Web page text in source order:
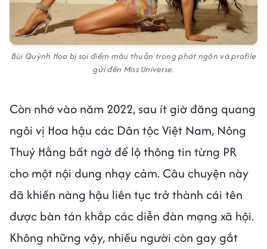
Bùi Quỳnh Hoa bị soi điểm mâu thuẫn trong phát ngôn và profile
gửi đến Miss Universe.
Còn nhớ vào năm 2022, sau ít giờ đăng quang
ngôi vị Hoa hậu các Dân tộc Việt Nam, Nông
Thuý Hằng bất ngờ để lộ thông tin từng PR
cho một nội dung nhạy cảm. Câu chuyện này
đã khiến nàng hậu liên tục trở thành cái tên
được bàn tán khắp các diễn đàn mạng xã hội.
Không những vậy, nhiều người còn gay gắt